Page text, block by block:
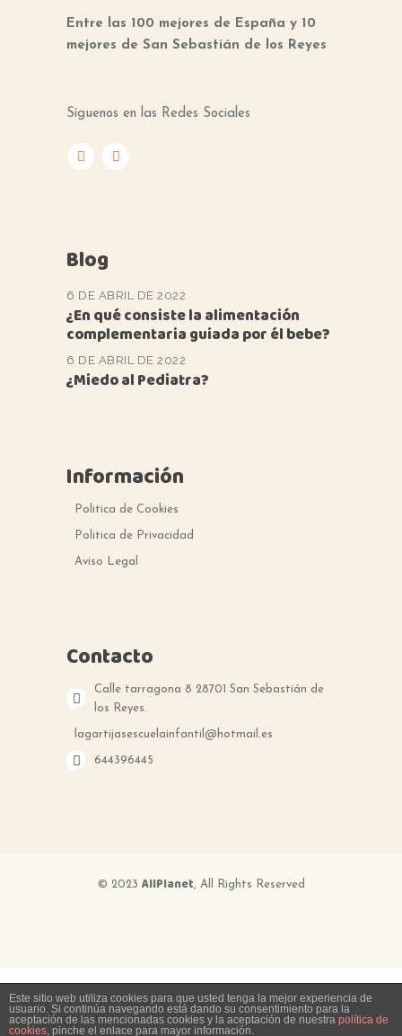
Entre las 100 mejores de España y 10
mejores de San Sebastián de los Reyes
Síguenos en las Redes Sociales
Blog
6 DE ABRIL DE 2022
¿En qué consiste la alimentación
complementaria guiada por él bebe?
6 DE ABRIL DE 2022
¿Miedo al Pediatra?
Información
Politica de Cookies
Politica de Privacidad
Aviso Legal
Contacto
Calle tarragona 8 28701 San Sebastián de
los Reyes.
lagartijasescuelainfantil@hotmail.es
644396445
© 2023 AllPlanet , All Rights Reserved
Este sitio web utiliza cookies para que usted tenga la mejor experiencia de
usuario. Si continúa navegando está dando su consentimiento para la
aceptación de las mencionadas cookies y la aceptación de nuestra política de
cookies, pinche el enlace para mayor información.